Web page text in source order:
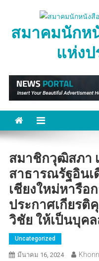
contentสมาคมนักห
แห่งป
สมาชิกวุฒิสภา
สาธารณรัฐอินเ
เชียงใหม่หารือ
ประกาศเกียรติ
วิชัย ให้เป็นบุค
Uncategorized
มีนาคม 16, 2024